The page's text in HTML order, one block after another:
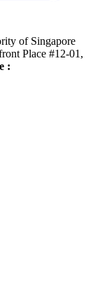
of Singapore
Place #12-01,
: